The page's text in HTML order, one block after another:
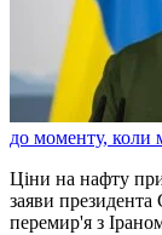
до моменту, коли
Ціни на нафту
заяви
перемир'я з